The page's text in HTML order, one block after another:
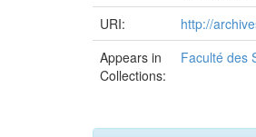
URI:
http://
Appears in
Collections:
Faculté des